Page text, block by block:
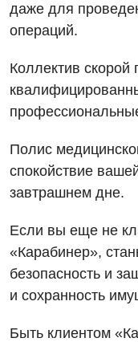
Эндоскопическое
Для взрослых
Акушерство и
Андрология
Бесплатные услуги
Гастроэнтерология
Педиатрическое
Скорая
Терапевтическое
Урологическое
Хирургическое
Эндоскопическое
Украинский
даже для
операций.
Коллектив
Полис
спокойствие
завтрашнем дне.
Если вы еще не
«Карабинер»,
безопасность и
и сохранность
Быть клиентом